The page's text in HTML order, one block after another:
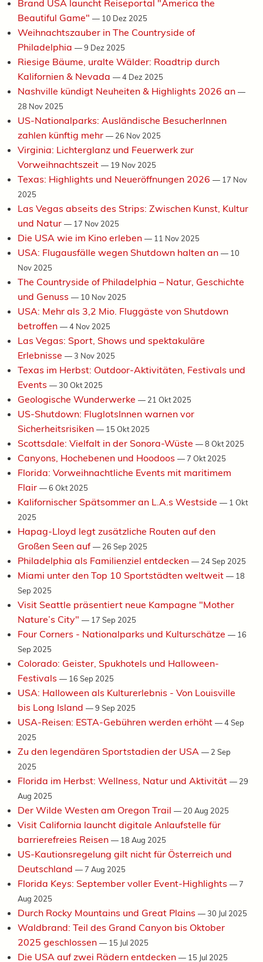
Brand USA launcht Reiseportal "America the
Beautiful Game" — 10 Dez 2025
Weihnachtszauber in The Countryside of
Philadelphia —9 Dez 2025
Riesige Bäume, uralte Wälder: Roadtrip durch
Kalifornien & Nevada —4 Dez 2025
Nashville kündigt Neuheiten & Highlights 2026 an —
28 Nov 2025
US-Nationalparks: Ausländische BesucherInnen
zahlen künftig mehr — 26 Nov 2025
Virginia: Lichterglanz und Feuerwerk zur
Vorweihnachtszeit — 19 Nov 2025
Texas: Highlights und Neueröffnungen 2026 — 17 Nov
2025
Las Vegas abseits des Strips: Zwischen Kunst, Kultur
und Natur — 17 Nov 2025
Die USA wie im Kino erleben — 11 Nov 2025
USA: Flugausfälle wegen Shutdown halten an — 10
Nov 2025
The Countryside of Philadelphia – Natur, Geschichte
und Genuss — 10 Nov 2025
USA: Mehr als 3,2 Mio. Fluggäste von Shutdown
betroffen —4 Nov 2025
Las Vegas: Sport, Shows und spektakuläre
Erlebnisse —3 Nov 2025
Texas im Herbst: Outdoor-Aktivitäten, Festivals und
Events —30 Okt 2025
Geologische Wunderwerke — 21 Okt 2025
US-Shutdown: FluglotsInnen warnen vor
Sicherheitsrisiken — 15 Okt 2025
Scottsdale: Vielfalt in der Sonora-Wüste —8 Okt 2025
Canyons, Hochebenen und Hoodoos —7 Okt 2025
Florida: Vorweihnachtliche Events mit maritimem
Flair —6 Okt 2025
Kalifornischer Spätsommer an L.A.s Westside — 1 Okt
2025
Hapag-Lloyd legt zusätzliche Routen auf den
Großen Seen auf— 26 Sep 2025
Philadelphia als Familienziel entdecken — 24 Sep 2025
Miami unter den Top 10 Sportstädten weltweit — 18
Sep 2025
Visit Seattle präsentiert neue Kampagne "Mother
Nature’s City" — 17 Sep 2025
Four Corners - Nationalparks und Kulturschätze — 16
Sep 2025
Colorado: Geister, Spukhotels und Halloween-
Festivals — 16 Sep 2025
USA: Halloween als Kulturerlebnis - Von Louisville
bis Long Island —9 Sep 2025
USA-Reisen: ESTA-Gebühren werden erhöht —4 Sep
2025
Zu den legendären Sportstadien der USA — 2 Sep
2025
Florida im Herbst: Wellness, Natur und Aktivität — 29
Aug 2025
Der Wilde Westen am Oregon Trail — 20 Aug 2025
Visit California launcht digitale Anlaufstelle für
barrierefreies Reisen — 18 Aug 2025
US-Kautionsregelung gilt nicht für Österreich und
Deutschland —7 Aug 2025
Florida Keys: September voller Event-Highlights —7
Aug 2025
Durch Rocky Mountains und Great Plains —30 Jul 2025
Waldbrand: Teil des Grand Canyon bis Oktober
2025 geschlossen — 15 Jul 2025
Die USA auf zwei Rädern entdecken — 15 Jul 2025